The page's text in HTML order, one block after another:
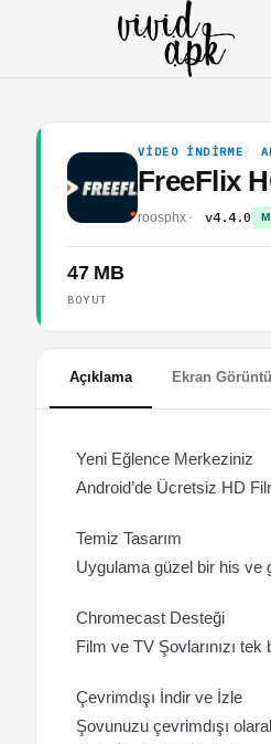
VIDEO İNDIRME
FreeFlix
roosphx v4.4.0
47 MB
BOYUT
Açıklama Ekran
Yeni Eğlence Merkeziniz
Android’de Ücretsiz HD
Temiz Tasarım
Uygulama güzel bir his ve
Chromecast Desteği
Film ve TV Şovlarınızı
Çevrimdışı İndir ve İzle
Şovunuzu çevrimdışı